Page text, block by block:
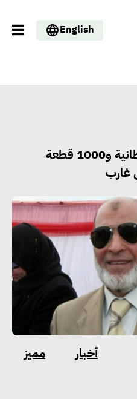
English
“الأورمان” تقدم 2000 بطانية و1000 قطعة
غارب
أخبار مميز